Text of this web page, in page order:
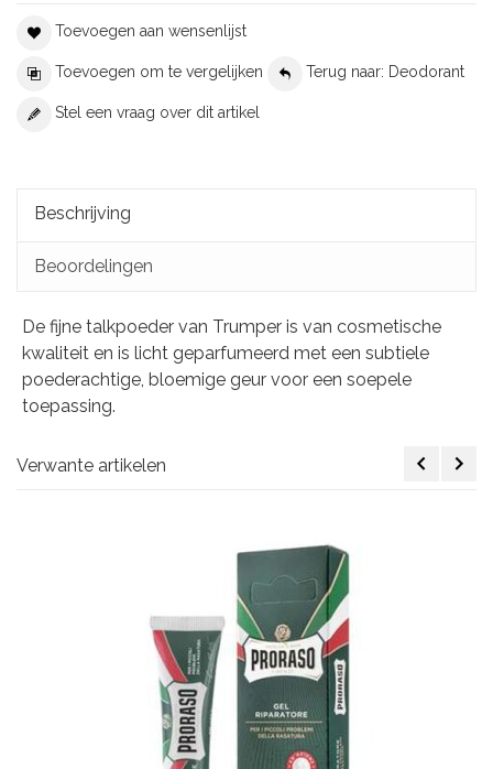
Toevoegen aan wensenlijst
Toevoegen om te vergelijken Terug naar: Deodorant
Stel een vraag over dit artikel
Beschrijving
Beoordelingen
De fijne talkpoeder van Trumper is van cosmetische
kwaliteit en is licht geparfumeerd met een subtiele
poederachtige, bloemige geur voor een soepele
toepassing.
Verwante artikelen